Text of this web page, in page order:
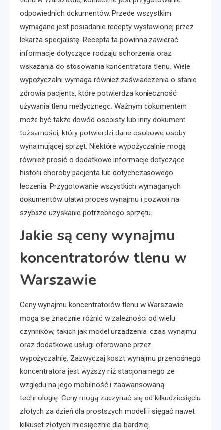
odpowiednich dokumentów. Przede wszystkim
wymagane jest posiadanie recepty wystawionej przez
lekarza specjalistę. Recepta ta powinna zawierać
informacje dotyczące rodzaju schorzenia oraz
wskazania do stosowania koncentratora tlenu. Wiele
wypożyczalni wymaga również zaświadczenia o stanie
zdrowia pacjenta, które potwierdza konieczność
używania tlenu medycznego. Ważnym dokumentem
może być także dowód osobisty lub inny dokument
tożsamości, który potwierdzi dane osobowe osoby
wynajmującej sprzęt. Niektóre wypożyczalnie mogą
również prosić o dodatkowe informacje dotyczące
historii choroby pacjenta lub dotychczasowego
leczenia. Przygotowanie wszystkich wymaganych
dokumentów ułatwi proces wynajmu i pozwoli na
szybsze uzyskanie potrzebnego sprzętu.
Jakie są ceny wynajmu
koncentratorów tlenu w
Warszawie
Ceny wynajmu koncentratorów tlenu w Warszawie
mogą się znacznie różnić w zależności od wielu
czynników, takich jak model urządzenia, czas wynajmu
oraz dodatkowe usługi oferowane przez
wypożyczalnię. Zazwyczaj koszt wynajmu przenośnego
koncentratora jest wyższy niż stacjonarnego ze
względu na jego mobilność i zaawansowaną
technologię. Ceny mogą zaczynać się od kilkudziesięciu
złotych za dzień dla prostszych modeli i sięgać nawet
kilkuset złotych miesięcznie dla bardziej